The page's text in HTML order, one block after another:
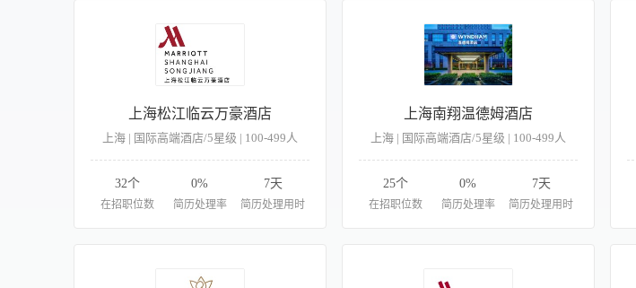
上海松江临云万豪酒店
上海 | 国际高端酒店/5星级 | 100-499人
32个
在招职位数
0%
简历处理率
7天
简历处理用时
上海南翔温德姆酒店
上海 | 国际高端酒店/5星级 | 100-499人
25个
在招职位数
0%
简历处理率
7天
简历处理用时